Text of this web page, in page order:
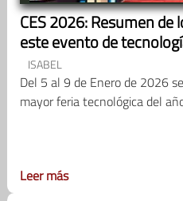
CES 2026: Resumen de
este evento de
ISABEL
Del 5 al 9 de Enero de 2026
mayor feria tecnológica del
Leer más